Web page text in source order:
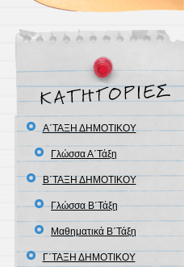
Α΄ΤΑΞΗ ΔΗΜΟΤΙΚΟΥ
Γλώσσα Α΄Τάξη
Β΄ΤΑΞΗ ΔΗΜΟΤΙΚΟΥ
Γλώσσα Β΄Τάξη
Μαθηματικά Β΄Τάξη
Γ΄ΤΑΞΗ ΔΗΜΟΤΙΚΟΥ